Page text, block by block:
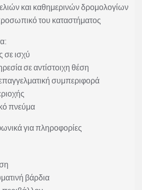
και καθημερινών δρομολογίων
του καταστήματος
ισχύ
σε αντίστοιχη θέση
συμπεριφορά
πνεύμα
για πληροφορίες
βάρδια